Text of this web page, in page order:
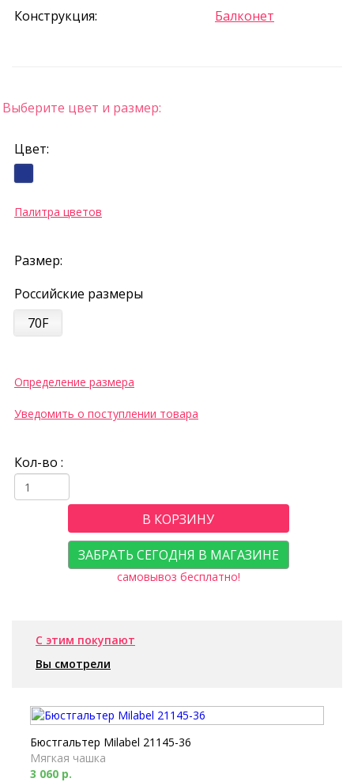
Конструкция: Балконет
Выберите цвет и размер:
Цвет:
Палитра цветов
Размер:
Российские размеры
70F
Определение размера
Уведомить о поступлении товара
Кол-во :
В КОРЗИНУ
ЗАБРАТЬ СЕГОДНЯ В МАГАЗИНЕ
самовывоз бесплатно!
С этим покупают
Вы смотрели
Бюстгальтер Milabel 21145-36
Мягкая чашка
3 060 р.